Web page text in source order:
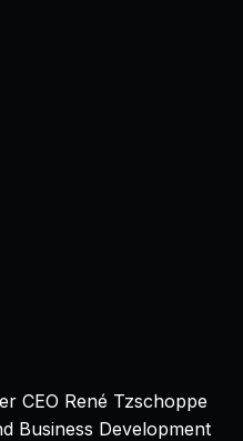
CEO René Tzschoppe
Business Development